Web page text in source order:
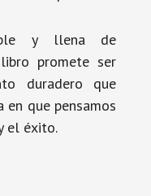
y llena de
promete ser
duradero que
que pensamos
el éxito.